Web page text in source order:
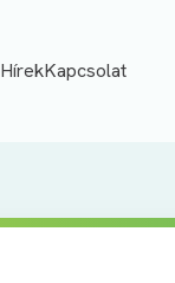
HírekKapcsolat